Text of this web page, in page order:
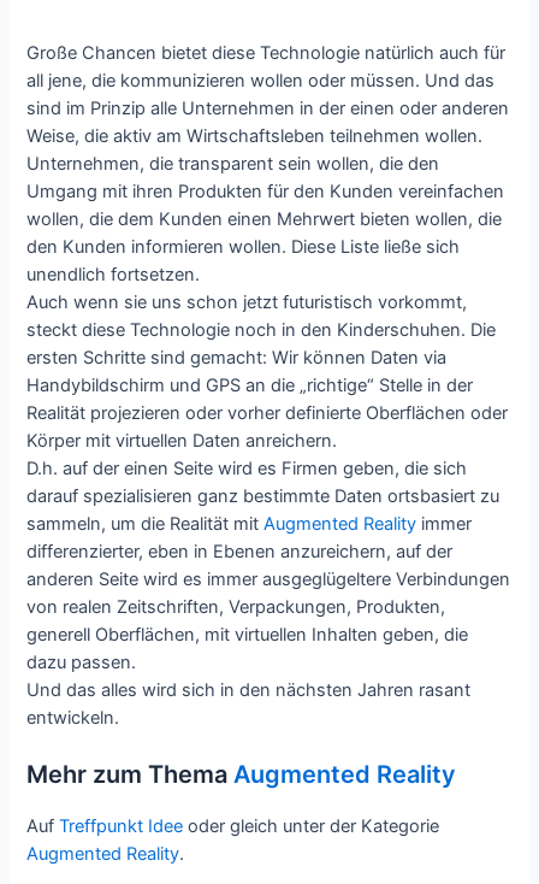
Große Chancen bietet diese Technologie natürlich auch für
all jene, die kommunizieren wollen oder müssen. Und das
sind im Prinzip alle Unternehmen in der einen oder anderen
Weise, die aktiv am Wirtschaftsleben teilnehmen wollen.
Unternehmen, die transparent sein wollen, die den
Umgang mit ihren Produkten für den Kunden vereinfachen
wollen, die dem Kunden einen Mehrwert bieten wollen, die
den Kunden informieren wollen. Diese Liste ließe sich
unendlich fortsetzen.
Auch wenn sie uns schon jetzt futuristisch vorkommt,
steckt diese Technologie noch in den Kinderschuhen. Die
ersten Schritte sind gemacht: Wir können Daten via
Handybildschirm und GPS an die „richtige“ Stelle in der
Realität projezieren oder vorher definierte Oberflächen oder
Körper mit virtuellen Daten anreichern.
D.h. auf der einen Seite wird es Firmen geben, die sich
darauf spezialisieren ganz bestimmte Daten ortsbasiert zu
sammeln, um die Realität mitAugmented Reality immer
differenzierter, eben in Ebenen anzureichern, auf der
anderen Seite wird es immer ausgeglügeltere Verbindungen
von realen Zeitschriften, Verpackungen, Produkten,
generell Oberflächen, mit virtuellen Inhalten geben, die
dazu passen.
Und das alles wird sich in den nächsten Jahren rasant
entwickeln.
Mehr zum ThemaAugmented Reality
AufTreffpunkt Idee oder gleich unter der Kategorie
Augmented Reality.